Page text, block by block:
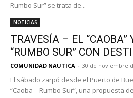
Rumbo Sur” se trata de...
NOTICIAS
TRAVESÍA – EL “CAOBA”
“RUMBO SUR” CON
COMUNIDAD NAUTICA - 30 de noviembre
El sábado zarpó desde el Puerto de
“Caoba – Rumbo Sur”, una propuesta